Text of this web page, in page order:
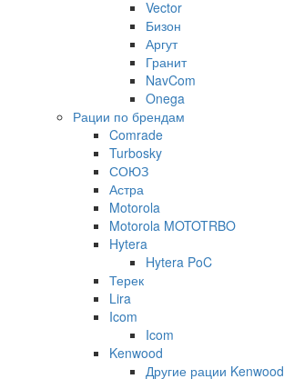
Vector
Бизон
Аргут
Гранит
NavCom
Onega
Рации по брендам
Comrade
Turbosky
СОЮЗ
Астра
Motorola
Motorola MOTOTRBO
Hytera
Hytera PoC
Терек
Lira
Icom
Icom
Kenwood
Другие рации Kenwood